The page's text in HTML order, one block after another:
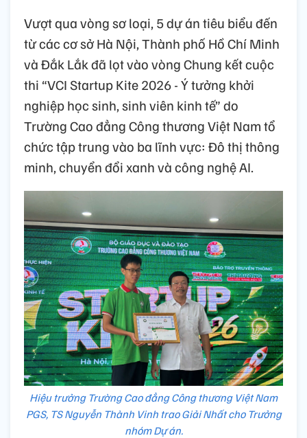
Vượt qua vòng sơ loại, 5 dự án tiêu biểu đến
từ các cơ sở Hà Nội, Thành phố Hồ Chí Minh
và Đắk Lắk đã lọt vào vòng Chung kết cuộc
thi “VCI Startup Kite 2026 - Ý tưởng khởi
nghiệp học sinh, sinh viên kinh tế”do
Trường Cao đẳng Công thương Việt Nam tổ
chứctập trung vào ba lĩnh vực: Đô thị thông
minh, chuyển đổi xanh và công nghệ AI.
Hiệu trưởng Trường Cao đẳng Công thương Việt Nam
PGS, TS Nguyễn Thành Vinh trao Giải Nhất cho Trưởng
nhóm Dự án.